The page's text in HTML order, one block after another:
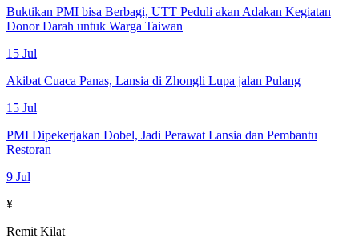
Buktikan PMI bisa Berbagi, UTT Peduli akan Adakan Kegiatan
Donor Darah untuk Warga Taiwan
15 Jul
Akibat Cuaca Panas, Lansia di Zhongli Lupa jalan Pulang
15 Jul
PMI Dipekerjakan Dobel, Jadi Perawat Lansia dan Pembantu
Restoran
9 Jul
¥
Remit Kilat